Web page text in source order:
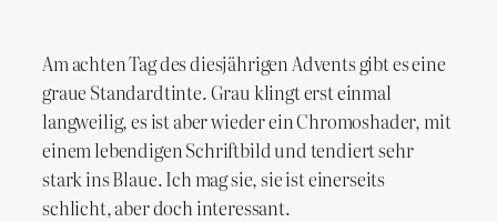
Am achten Tag des diesjährigen Advents gibt es eine
graue Standardtinte. Grau klingt erst einmal
langweilig, es ist aber wieder ein Chromoshader, mit
einem lebendigen Schriftbild und tendiert sehr
stark ins Blaue. Ich mag sie, sie ist einerseits
schlicht, aber doch interessant.